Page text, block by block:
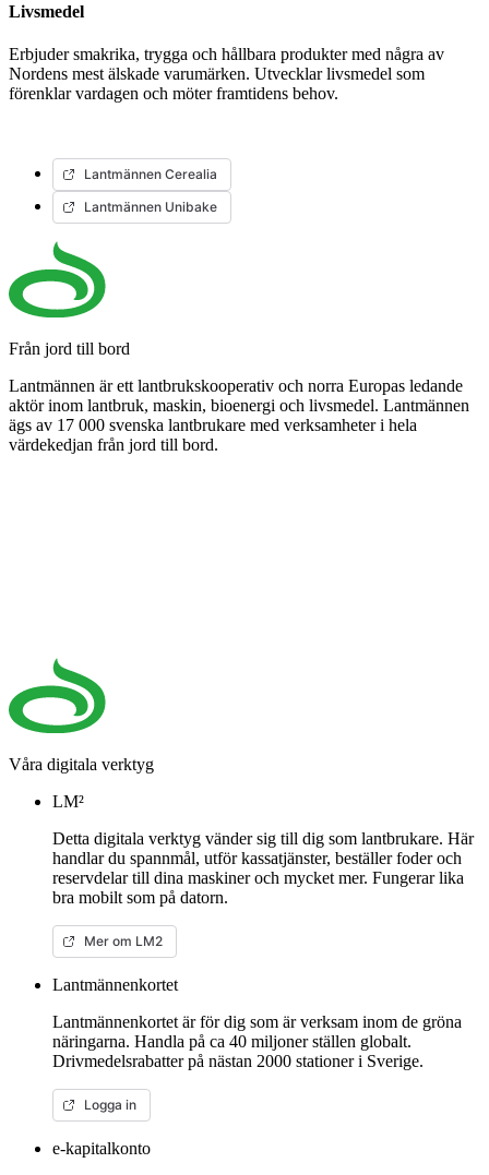
Livsmedel
Erbjuder smakrika, trygga och hållbara produkter med några av
Nordens mest älskade varumärken. Utvecklar livsmedel som
förenklar vardagen och möter framtidens behov.
Lantmännen Cerealia
Lantmännen Unibake
Från jord till bord
Lantmännen är ett lantbrukskooperativ och norra Europas ledande
aktör inom lantbruk, maskin, bioenergi och livsmedel. Lantmännen
ägs av 17 000 svenska lantbrukare med verksamheter i hela
värdekedjan från jord till bord.
Våra digitala verktyg
LM²
Detta digitala verktyg vänder sig till dig som lantbrukare. Här
handlar du spannmål, utför kassatjänster, beställer foder och
reservdelar till dina maskiner och mycket mer. Fungerar lika
bra mobilt som på datorn.
Mer om LM2
Lantmännenkortet
Lantmännenkortet är för dig som är verksam inom de gröna
näringarna. Handla på ca 40 miljoner ställen globalt.
Drivmedelsrabatter på nästan 2000 stationer i Sverige.
Logga in
e-kapitalkonto